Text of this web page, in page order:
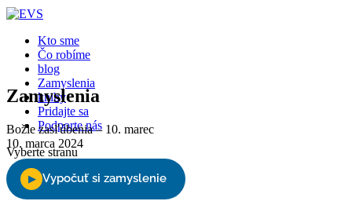
Kto sme
Čo robíme
blog
Zamyslenia
knihy
Pridajte sa
Podporte nás
Vyberte stranu
Zamyslenia
Božie zasľúbenia – 10. marec
10. marca 2024